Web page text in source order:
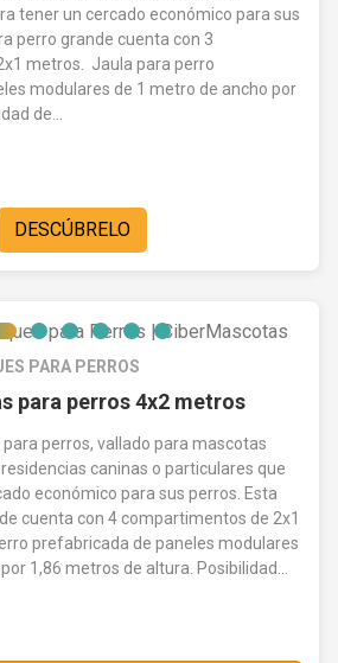
tener un cercado económico para sus
perro grande cuenta con 3
metros. Jaula para perro
modulares de 1 metro de ancho por
de...
DESCÚBRELO
PARA PERROS
para perros 4x2 metros
perros, vallado para mascotas
caninas o particulares que
económico para sus perros. Esta
cuenta con 4 compartimentos de 2x1
prefabricada de paneles modulares
1,86 metros de altura. Posibilidad...